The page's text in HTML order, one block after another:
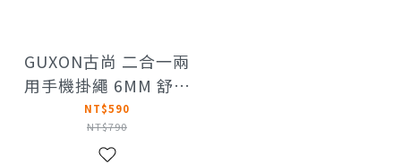
GUXON古尚 二合一兩
用手機掛繩 6MM 舒適
掛繩
NT$590
NT$790